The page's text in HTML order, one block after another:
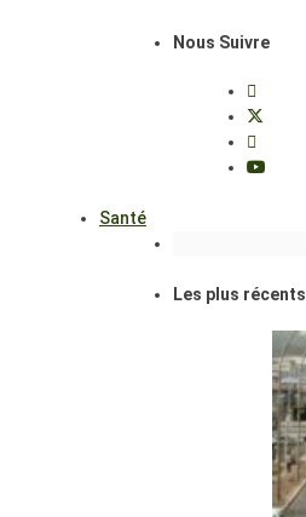
Nous Suivre
Santé
Les plus récents